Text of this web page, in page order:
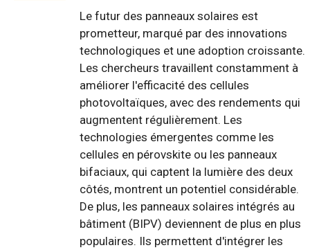
Le futur des panneaux solaires est
prometteur, marqué par des innovations
technologiques et une adoption croissante.
Les chercheurs travaillent constamment à
améliorer l'efficacité des cellules
photovoltaïques, avec des rendements qui
augmentent régulièrement. Les
technologies émergentes comme les
cellules en pérovskite ou les panneaux
bifaciaux, qui captent la lumière des deux
côtés, montrent un potentiel considérable.
De plus, les panneaux solaires intégrés au
bâtiment (BIPV) deviennent de plus en plus
populaires. Ils permettent d'intégrer les